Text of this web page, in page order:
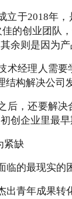
立于2018年
的创业团队
余则是因为
术经理人需
结构解决公司
后，还要解
创企业里最
紧缺
临的最现实的
出青年成果